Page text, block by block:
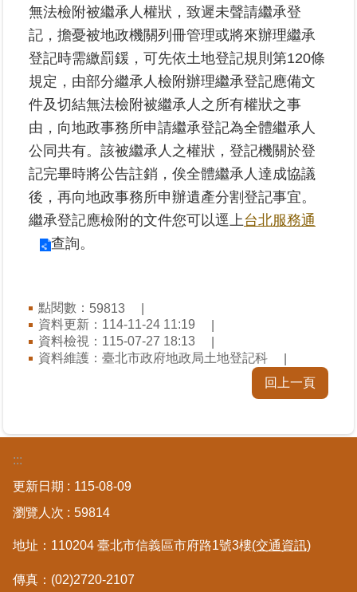
線
上
查
詢
網
路
申
辦
業
者
專
合
資
訊
更/
地
資
平
無法檢附被繼承人權狀，致遲未聲請繼承登
記，擔憂被地政機關列冊管理或將來辦理繼承
登記時需繳罰鍰，可先依土地登記規則第120條
規定，由部分繼承人檢附辦理繼承登記應備文
件及切結無法檢附被繼承人之所有權狀之事
由，向地政事務所申請繼承登記為全體繼承人
公同共有。該被繼承人之權狀，登記機關於登
記完畢時將公告註銷，俟全體繼承人達成協議
後，再向地政事務所申辦遺產分割登記事宜。
繼承登記應檢附的文件您可以逕上台北服務通
查詢。
點閱數： 59813
資料更新：114-11-24 11:19
資料檢視：115-07-27 18:13
資料維護：臺北市政府地政局土地登記科
回上一頁
:::
更新日期
115-08-09
瀏覽人次
59814
地址：110204 臺北市信義區市府路1號3樓(交通資訊)
傳真：(02)2720-2107